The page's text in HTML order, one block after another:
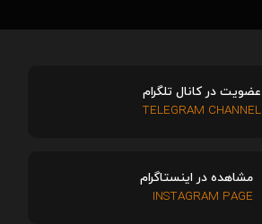
عضویت در کانال تلگرام
TELEGRAM CHANNEL
مشاهده در اینستاگرام
INSTAGRAM PAGE